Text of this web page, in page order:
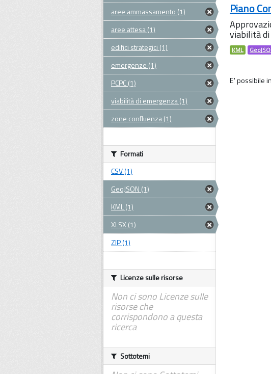
Piano
viabilità
KML
E' possibile
aree ammassamento (1)
aree attesa (1)
edifici strategici (1)
emergenze (1)
PCPC (1)
viabilità di emergenza (1)
zone confluenza (1)
Formati
CSV (1)
GeoJSON (1)
KML (1)
XLSX (1)
ZIP (1)
Licenze sulle risorse
Non ci sono Licenze sulle
risorse che
corrispondono a questa
ricerca
Sottotemi